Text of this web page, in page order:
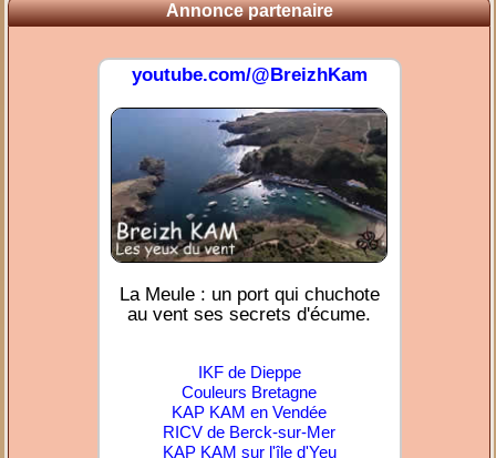
Annonce partenaire
youtube.com/@BreizhKam
La Meule : un port qui chuchote
au vent ses secrets d'écume.
IKF de Dieppe
Couleurs Bretagne
KAP KAM en Vendée
RICV de Berck-sur-Mer
KAP KAM sur l'île d'Yeu